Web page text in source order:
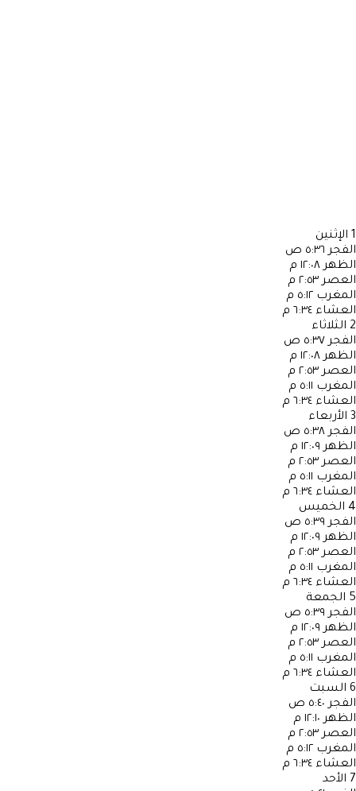
1 الإثنين
الفجر ٥:٣٦ ص
الظهر ١٢:٠٨ م
العصر ٢:٥٣ م
المغرب ٥:١٢ م
العشاء ٦:٣٤ م
2 الثلاثاء
الفجر ٥:٣٧ ص
الظهر ١٢:٠٨ م
العصر ٢:٥٣ م
المغرب ٥:١١ م
العشاء ٦:٣٤ م
3 الأربعاء
الفجر ٥:٣٨ ص
الظهر ١٢:٠٩ م
العصر ٢:٥٣ م
المغرب ٥:١١ م
العشاء ٦:٣٤ م
4 الخميس
الفجر ٥:٣٩ ص
الظهر ١٢:٠٩ م
العصر ٢:٥٣ م
المغرب ٥:١١ م
العشاء ٦:٣٤ م
5 الجمعة
الفجر ٥:٣٩ ص
الظهر ١٢:٠٩ م
العصر ٢:٥٣ م
المغرب ٥:١١ م
العشاء ٦:٣٤ م
6 السبت
الفجر ٥:٤٠ ص
الظهر ١٢:١٠ م
العصر ٢:٥٣ م
المغرب ٥:١٢ م
العشاء ٦:٣٤ م
7 الأحد